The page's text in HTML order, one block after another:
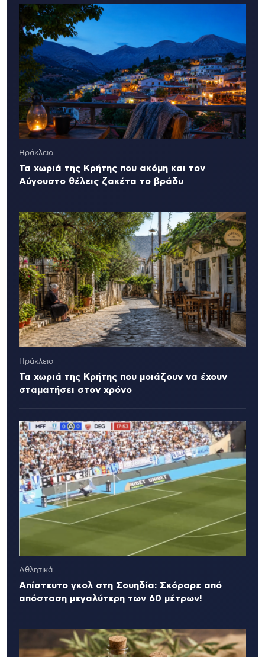
Ηράκλειο
Τα χωριά της Κρήτης που ακόμη και τον
Αύγουστο θέλεις ζακέτα το βράδυ
Ηράκλειο
Τα χωριά της Κρήτης που μοιάζουν να έχουν
σταματήσει στον χρόνο
Αθλητικά
Απίστευτο γκολ στη Σουηδία: Σκόραρε από
απόσταση μεγαλύτερη των 60 μέτρων!